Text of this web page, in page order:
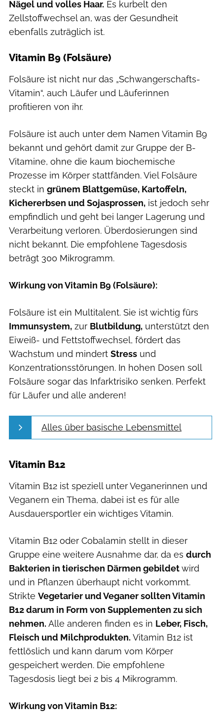
Nägel und volles Haar. Es kurbelt den
Zellstoffwechsel an, was der Gesundheit
ebenfalls zuträglich ist.
Vitamin B9 (Folsäure)
Folsäure ist nicht nur das „Schwangerschafts-
Vitamin“, auch Läufer und Läuferinnen
profitieren von ihr.
Folsäure ist auch unter dem Namen Vitamin B9
bekannt und gehört damit zur Gruppe der B-
Vitamine, ohne die kaum biochemische
Prozesse im Körper stattfänden. Viel Folsäure
steckt in grünem Blattgemüse, Kartoffeln,
Kichererbsen und Sojasprossen, ist jedoch sehr
empfindlich und geht bei langer Lagerung und
Verarbeitung verloren. Überdosierungen sind
nicht bekannt. Die empfohlene Tagesdosis
beträgt 300 Mikrogramm.
Wirkung von Vitamin B9 (Folsäure):
Folsäure ist ein Multitalent. Sie ist wichtig fürs
Immunsystem, zur Blutbildung, unterstützt den
Eiweiß- und Fettstoffwechsel, fördert das
Wachstum und mindert Stress und
Konzentrationsstörungen. In hohen Dosen soll
Folsäure sogar das Infarktrisiko senken. Perfekt
für Läufer und alle anderen!
Alles über basische Lebensmittel
Vitamin B12
Vitamin B12 ist speziell unter Veganerinnen und
Veganern ein Thema, dabei ist es für alle
Ausdauersportler ein wichtiges Vitamin.
Vitamin B12 oder Cobalamin stellt in dieser
Gruppe eine weitere Ausnahme dar, da es durch
Bakterien in tierischen Därmen gebildetwird
und in Pflanzen überhaupt nicht vorkommt.
Strikte Vegetarier und Veganer sollten Vitamin
B12 darum in Form von Supplementen zu sich
nehmen. Alle anderen finden es in Leber, Fisch,
Fleisch und Milchprodukten. Vitamin B12 ist
fettlöslich und kann darum vom Körper
gespeichert werden. Die empfohlene
Tagesdosis liegt bei 2 bis 4 Mikrogramm.
Wirkung von Vitamin B12: